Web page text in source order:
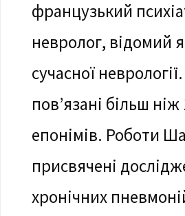
французький
невролог, відомий
сучасної
пов’язані більш
епонімів. Роботи
присвячені
хронічних